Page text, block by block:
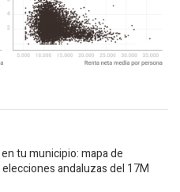
tu municipio: mapa de
andaluzas del 17M